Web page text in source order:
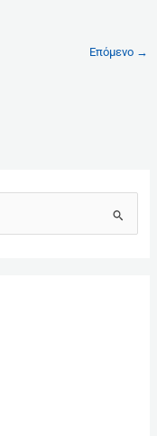
Επόμενο →